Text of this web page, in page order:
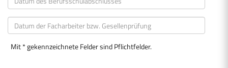
Mit * gekennzeichnete Felder sind Pflichtfelder.